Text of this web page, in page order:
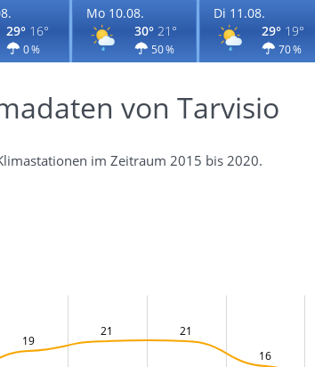
29° 16°
0 %
Mo 10.08.
30° 21°
50 %
Di 11.08.
29° 19°
70 %
von Tarvisio
im Zeitraum 2015 bis 2020.
19
21
21
16